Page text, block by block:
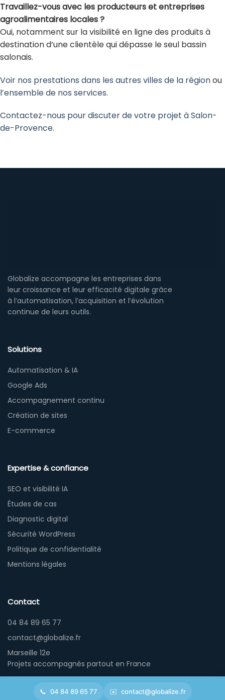
Travaillez-vous avec les producteurs et entreprises
agroalimentaires locales ?
Oui, notamment sur la visibilité en ligne des produits à
destination d’une clientèle qui dépasse le seul bassin
salonais.
Voir nos prestations dans les autres villes de la régionou
l’ensemble de nos services.
Contactez-nous pour discuter de votre projet à Salon-
de-Provence.
04 84 89 65 77 contact@globalize.fr
Globalize accompagne les entreprises dans
leur croissance et leur efficacité digitale grâce
à l’automatisation, l’acquisition et l’évolution
continue de leurs outils.
Solutions
Automatisation & IA
Google Ads
Accompagnement continu
Création de sites
E-commerce
Expertise & confiance
SEO et visibilité IA
Études de cas
Diagnostic digital
Sécurité WordPress
Politique de confidentialité
Mentions légales
Contact
04 84 89 65 77
contact@globalize.fr
Marseille 12e
Projets accompagnés partout en France